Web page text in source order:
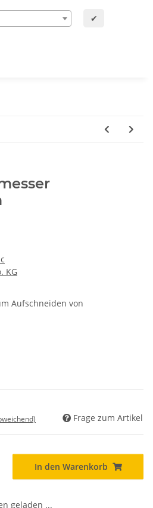
✔
KG
Aufschneiden von
Frage zum Artikel
In den Warenkorb
geladen ...